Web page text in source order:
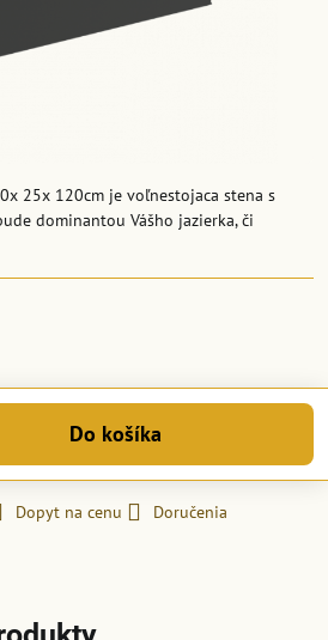
25x 120cm je voľnestojaca stena s
dominantou Vášho jazierka, či
Do košíka
Dopyt na cenu
Doručenia